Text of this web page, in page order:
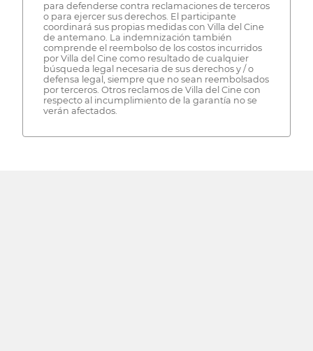
para defenderse contra reclamaciones de terceros
o para ejercer sus derechos. El participante
coordinará sus propias medidas con Villa del Cine
de antemano. La indemnización también
comprende el reembolso de los costos incurridos
por Villa del Cine como resultado de cualquier
búsqueda legal necesaria de sus derechos y / o
defensa legal, siempre que no sean reembolsados
​​por terceros. Otros reclamos de Villa del Cine con
respecto al incumplimiento de la garantía no se
verán afectados.